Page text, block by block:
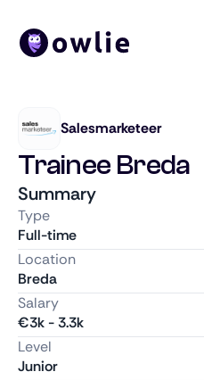
Salesmarketeer
Trainee Breda
Summary
Type
Full-time
Location
Breda
Salary
€3k-3.3k
Level
Junior